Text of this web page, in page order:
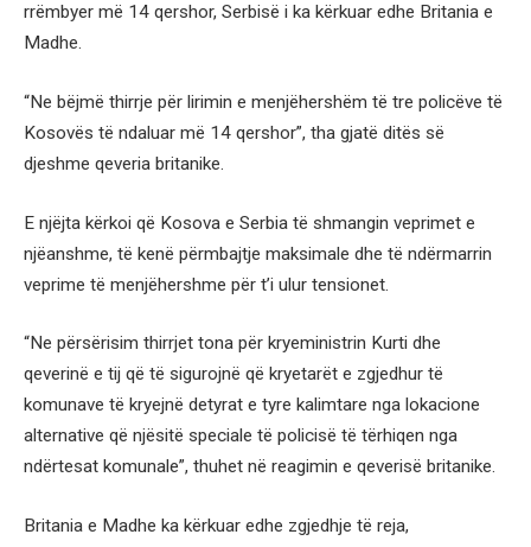
rrëmbyer më 14 qershor, Serbisë i ka kërkuar edhe Britania e
Madhe.
“Ne bëjmë thirrje për lirimin e menjëhershëm të tre policëve të
Kosovës të ndaluar më 14 qershor”, tha gjatë ditës së
djeshme qeveria britanike.
E njëjta kërkoi që Kosova e Serbia të shmangin veprimet e
njëanshme, të kenë përmbajtje maksimale dhe të ndërmarrin
veprime të menjëhershme për t’i ulur tensionet.
“Ne përsërisim thirrjet tona për kryeministrin Kurti dhe
qeverinë e tij që të sigurojnë që kryetarët e zgjedhur të
komunave të kryejnë detyrat e tyre kalimtare nga lokacione
alternative që njësitë speciale të policisë të tërhiqen nga
ndërtesat komunale”, thuhet në reagimin e qeverisë britanike.
Britania e Madhe ka kërkuar edhe zgjedhje të reja,